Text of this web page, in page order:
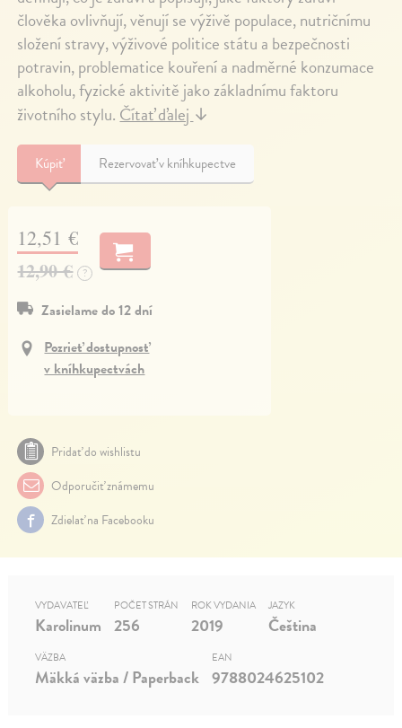
člověka ovlivňují, věnují se výživě populace, nutričnímu
složení stravy, výživové politice státu a bezpečnosti
potravin, problematice kouření a nadměrné konzumace
alkoholu, fyzické aktivitě jako základnímu faktoru
životního stylu.Čítať ďalej↓
Kúpiť Rezervovať v kníhkupectve
12,51 €
12,90 € ?
Zasielame do 12 dní
Pozrieť dostupnosť
v kníhkupectvách
Pridať do wishlistu
Odporučiť známemu
Zdielať na Facebooku
VYDAVATEĽ
Karolinum
POČET STRÁN
256
ROK VYDANIA
2019
JAZYK
Čeština
VÄZBA
Mäkká väzba / Paperback
EAN
9788024625102